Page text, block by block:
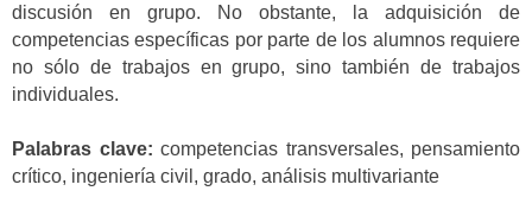
discusión en grupo. No obstante, la adquisición de
competencias específicas por parte de los alumnos requiere
no sólo de trabajos en grupo, sino también de trabajos
individuales.
Palabras clave: competencias transversales, pensamiento
crítico, ingeniería civil, grado, análisis multivariante